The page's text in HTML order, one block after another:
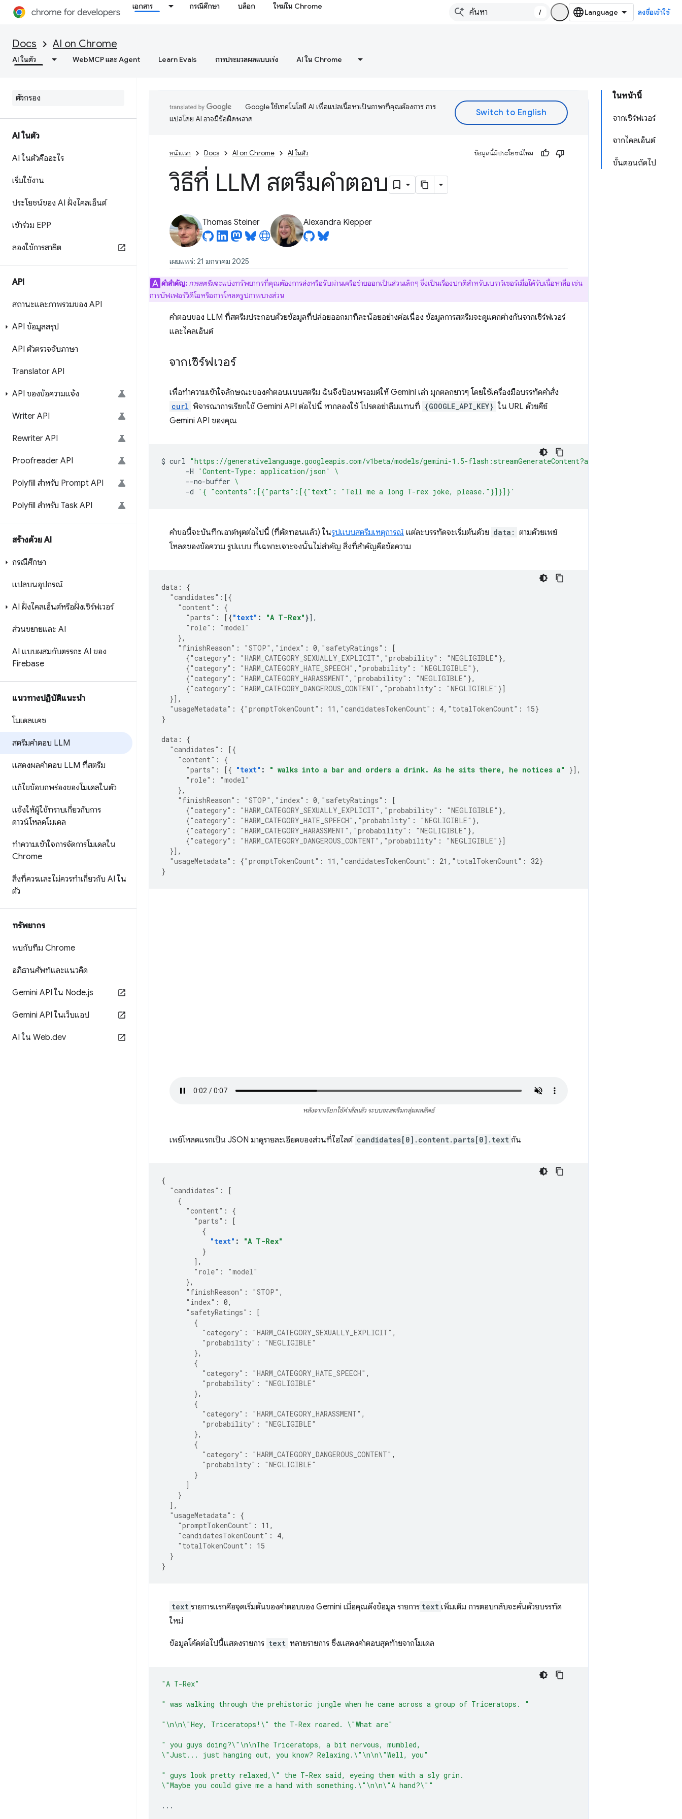
เอกสาร กรณีศึกษา บล็อก ใหม่ใน Chrome
/ ลงชื่อเข้าใช้
Docs AI on Chrome
AI ในตัว WebMCP และ Agent Learn Evals การประมวลผลแบบเร่ง AI ใน Chrome
AI ในตัว
AI ในตัวคืออะไร
เริ่มใช้งาน
ประโยชน์ของ AI ฝั่งไคลเอ็นต์
เข้าร่วม EPP
ลองใช้การสาธิต
API
สถานะและภาพรวมของ API
API ข้อมูลสรุป
API ตัวตรวจจับภาษา
Translator API
API ของข้อความแจ้ง
Writer API
Rewriter API
Proofreader API
Polyfill สำหรับ Prompt API
Polyfill สำหรับ Task API
สร้างด้วย AI
กรณีศึกษา
แปลบนอุปกรณ์
AI ฝั่งไคลเอ็นต์หรือฝั่งเซิร์ฟเวอร์
ส่วนขยายและ AI
AI แบบผสมกับตรรกะ AI ของ
Firebase
แนวทางปฏิบัติแนะนำ
โมเดลแคช
สตรีมคำตอบ LLM
แสดงผลคำตอบ LLM ที่สตรีม
แก้ไขข้อบกพร่องของโมเดลในตัว
แจ้งให้ผู้ใช้ทราบเกี่ยวกับการ
ดาวน์โหลดโมเดล
ทำความเข้าใจการจัดการโมเดลใน
Chrome
สิ่งที่ควรและไม่ควรทำเกี่ยวกับ AI ใน
ตัว
ทรัพยากร
พบกับทีม Chrome
อภิธานศัพท์และแนวคิด
Gemini API ใน Node.js
Gemini API ในเว็บแอป
AI ใน Web.dev
ในหน้านี้
จากเซิร์ฟเวอร์
จากไคลเอ็นต์
ขั้นตอนถัดไป
Google ใช้เทคโนโลยี AI เพื่อแปลเนื้อหาเป็นภาษาที่คุณต้องการ การ
แปลโดย AI อาจมีข้อผิดพลาด
หน้าแรก Docs AI on Chrome AI ในตัว ข้อมูลนี้มีประโยชน์ไหม
วิธีที่ LLM สตรีมคำตอบ
Thomas Steiner Alexandra Klepper
เผยแพร่: 21 มกราคม 2025
คำสำคัญ: การสตรีมจะแบ่งทรัพยากรที่คุณต้องการส่งหรือรับผ่านเครือข่ายออกเป็นส่วนเล็กๆ ซึ่งเป็นเรื่องปกติสำหรับเบราว์เซอร์เมื่อได้รับเนื้อหาสื่อ เช่น
การบัฟเฟอร์วิดีโอหรือการโหลดรูปภาพบางส่วน
คำตอบของ LLM ที่สตรีมประกอบด้วยข้อมูลที่ปล่อยออกมาทีละน้อยอย่างต่อเนื่อง ข้อมูลการสตรีมจะดูแตกต่างกันจากเซิร์ฟเวอร์
และไคลเอ็นต์
จากเซิร์ฟเวอร์
เพื่อทำความเข้าใจลักษณะของคำตอบแบบสตรีม ฉันจึงป้อนพรอมต์ให้ Gemini เล่า มุกตลกยาวๆ โดยใช้เครื่องมือบรรทัดคำสั่ง
curl พิจารณาการเรียกใช้ Gemini API ต่อไปนี้ หากลองใช้ โปรดอย่าลืมแทนที่ {GOOGLE_API_KEY} ใน URL ด้วยคีย์
Gemini API ของคุณ
$ curl "https://generativelanguage.googleapis.com/v1beta/models/gemini-1.5-
-H
'Content-Type: application/json'
\
--no-buffer \
-d
'{ "contents":[{"parts":[{"text": "Tell me a long T-rex joke, please."}]}]}'
คำขอนี้จะบันทึกเอาต์พุตต่อไปนี้ (ที่ตัดทอนแล้ว) ในรูปแบบสตรีมเหตุการณ์ แต่ละบรรทัดจะเริ่มต้นด้วย data: ตามด้วยเพย์
โหลดของข้อความ รูปแบบ ที่เฉพาะเจาะจงนั้นไม่สำคัญ สิ่งที่สำคัญคือข้อความ
data :
{
"candidates" :[{
"content" :
{
"parts" : [ { "text" : "A T-Rex" }
"role" :
"model"
},
"finishReason" : "STOP" , "index" : 0, "safetyRatings" :
[
{"category" : "HARM_CATEGORY_SEXUALLY_EXPLICIT" , "probability" : "NEGLIGIBLE" },
{"category" : "HARM_CATEGORY_HATE_SPEECH" , "probability" : "NEGLIGIBLE" },
{"category" : "HARM_CATEGORY_HARASSMENT" , "probability" : "NEGLIGIBLE" },
{"category" : "HARM_CATEGORY_DANGEROUS_CONTENT" , "probability" : "NEGLIGIBLE" }]
}],
"usageMetadata" : {"promptTokenCount" : 11 , "candidatesTokenCount" : 4, "totalTokenCount" : 15}
}
data :
{
"candidates" :
[{
"content" :
{
"parts" : [{ "text" : " walks into a bar and orders a drink. As he sits there, he notices a"
}],
"role" :
"model"
},
"finishReason" : "STOP" , "index" : 0, "safetyRatings" :
[
{"category" : "HARM_CATEGORY_SEXUALLY_EXPLICIT" , "probability" : "NEGLIGIBLE" },
{"category" : "HARM_CATEGORY_HATE_SPEECH" , "probability" : "NEGLIGIBLE" },
{"category" : "HARM_CATEGORY_HARASSMENT" , "probability" : "NEGLIGIBLE" },
{"category" : "HARM_CATEGORY_DANGEROUS_CONTENT" , "probability" : "NEGLIGIBLE" }]
}],
"usageMetadata" : {"promptTokenCount" : 11 , "candidatesTokenCount" : 21 , "totalTokenCount" : 32}
}
หลังจากเรียกใช้คำสั่งแล้ว ระบบจะสตรีมกลุ่มผลลัพธ์
เพย์โหลดแรกเป็น JSON มาดูรายละเอียดของส่วนที่ไฮไลต์ candidates[0].content.parts[0].text กัน
{
"candidates" :
[
{
"content" :
{
"parts" :
[
{
"text" :
"A T-Rex"
}
],
"role" :
"model"
},
"finishReason" : "STOP" ,
"index" : 0,
"safetyRatings" :
[
{
"category" : "HARM_CATEGORY_SEXUALLY_EXPLICIT" ,
"probability" :
"NEGLIGIBLE"
},
{
"category" : "HARM_CATEGORY_HATE_SPEECH" ,
"probability" :
"NEGLIGIBLE"
},
{
"category" : "HARM_CATEGORY_HARASSMENT" ,
"probability" :
"NEGLIGIBLE"
},
{
"category" : "HARM_CATEGORY_DANGEROUS_CONTENT" ,
"probability" :
"NEGLIGIBLE"
}
]
}
],
"usageMetadata" :
{
"promptTokenCount" : 11 ,
"candidatesTokenCount" : 4,
"totalTokenCount" :
15
}
}
text รายการแรกคือจุดเริ่มต้นของคำตอบของ Gemini เมื่อคุณดึงข้อมูล รายการ text เพิ่มเติม การตอบกลับจะคั่นด้วยบรรทัด
ใหม่
ข้อมูลโค้ดต่อไปนี้แสดงรายการ text หลายรายการ ซึ่งแสดงคำตอบสุดท้ายจากโมเดล
"A T-Rex"
" was walking through the prehistoric jungle when he came across a group of Triceratops. "
"\n\n\"Hey, Triceratops!\" the T-Rex roared. \"What are"
" you guys doing?\"\n\nThe Triceratops, a bit nervous, mumbled,
\"Just... just hanging out, you know? Relaxing.\"\n\n\"Well, you"
" guys look pretty relaxed,\" the T-Rex said, eyeing them with a sly grin.
\"Maybe you could give me a hand with something.\"\n\n\"A hand?\""
...